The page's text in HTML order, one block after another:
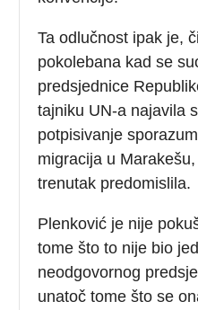
Ta odlučnost ipak je,
pokolebana kad se
predsjednice
tajniku UN-a najavila
potpisivanje
migracija u
trenutak predomislila.
Plenković je nije
tome što to nije bio
neodgovornog
unatoč tome što se